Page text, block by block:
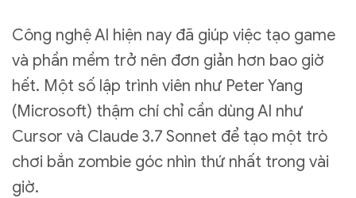
Công nghệ AI hiện nay đã giúp việc tạo game
và phần mềm trở nên đơn giản hơn bao giờ
hết. Một số lập trình viên như Peter Yang
(Microsoft) thậm chí chỉ cần dùng AI như
Cursor và Claude 3.7 Sonnet để tạo một trò
chơi bắn zombie góc nhìn thứ nhất trong vài
giờ.